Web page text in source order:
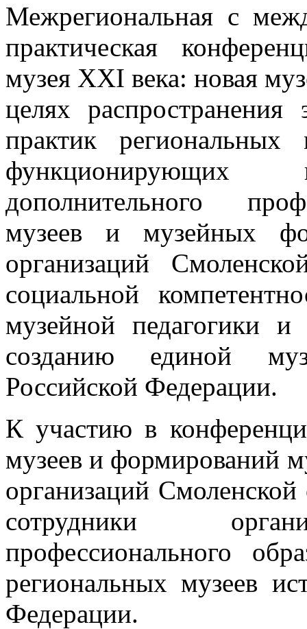
Межрегиональная с
практическая
музея XXI века: новая
целях распространения
практик региональных
дополнительного
музеев и музейных
организаций
социальной
музейной педагогики и
созданию единой
Российской Федерации.
К участию в
музеев и формирований
организаций
сотрудники
профессионального
региональных музеев
Федерации.